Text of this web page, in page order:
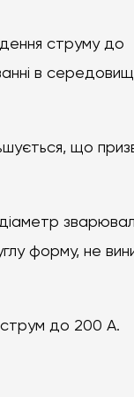
струму до
в
що
форму, не
струм до 200 А.